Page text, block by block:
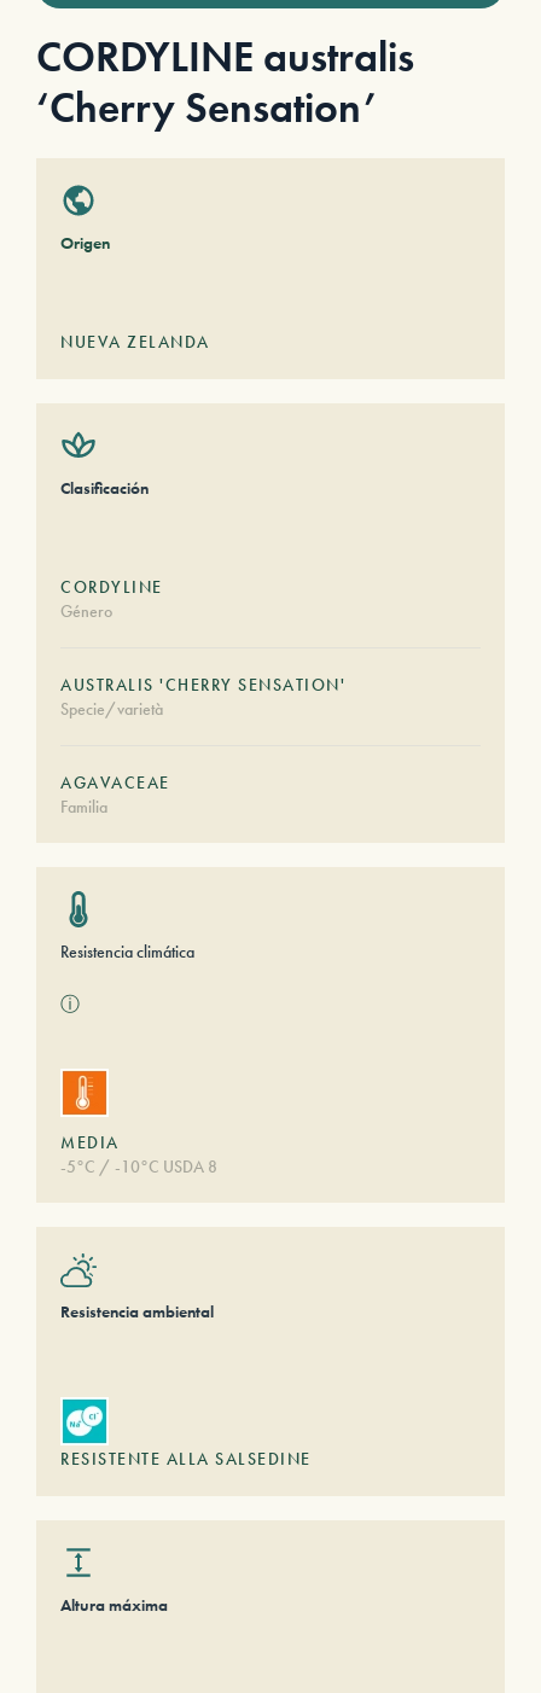
CORDYLINE australis
‘Cherry Sensation’
Origen
NUEVA ZELANDA
Clasificación
CORDYLINE
Género
AUSTRALIS 'CHERRY SENSATION'
Specie/varietà
AGAVACEAE
Familia
Resistencia climática
ⓘ
MEDIA
-5°C / -10°C USDA 8
Resistencia ambiental
RESISTENTE ALLA SALSEDINE
Altura máxima